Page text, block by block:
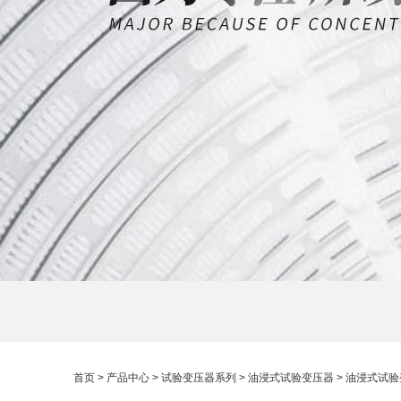
首页 > 产品中心 > 试验变压器系列 > 油浸式试验变压器 > 油浸式试